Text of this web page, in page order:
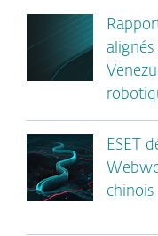
alignés
ESET
chinois